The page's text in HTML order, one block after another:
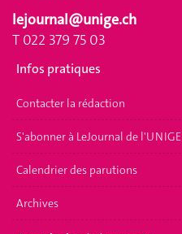
lejournal@unige.ch
T 022 379 75 03
Infos pratiques
Contacter la rédaction
S'abonner à LeJournal de l'UNIGE
Calendrier des parutions
Archives